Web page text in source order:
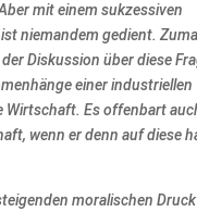
mit einem sukzessiven
niemandem gedient.
Diskussion über diese
einer industriellen
Es offenbart
wenn er denn auf diese
moralischen